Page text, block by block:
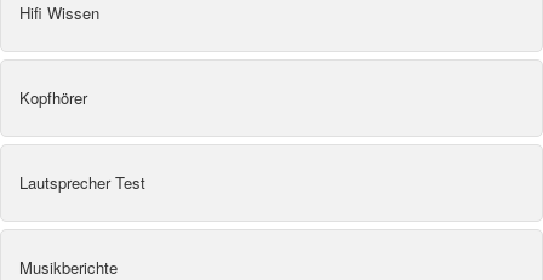
Hifi Wissen
Kopfhörer
Lautsprecher Test
Musikberichte